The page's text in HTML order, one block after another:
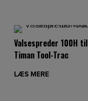
Valsespreder 100H til
Timan Tool-Trac
LÆS MERE